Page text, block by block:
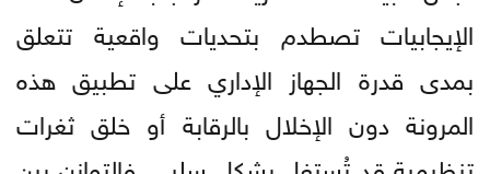
الإيجابيات تصطدم بتحديات واقعية تتعلق
بمدى قدرة الجهاز الإداري على تطبيق هذه
المرونة دون الإخلال بالرقابة أو خلق ثغرات